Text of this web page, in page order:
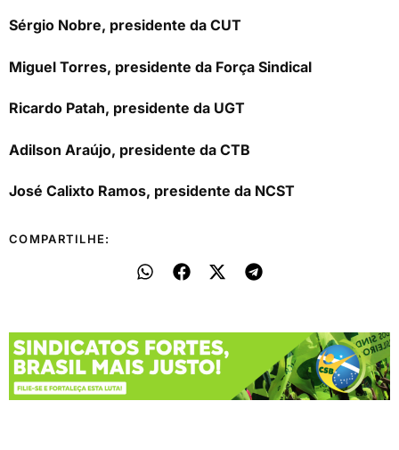
Sérgio Nobre, presidente da CUT
Miguel Torres, presidente da Força Sindical
Ricardo Patah, presidente da UGT
Adilson Araújo, presidente da CTB
José Calixto Ramos, presidente da NCST
COMPARTILHE: